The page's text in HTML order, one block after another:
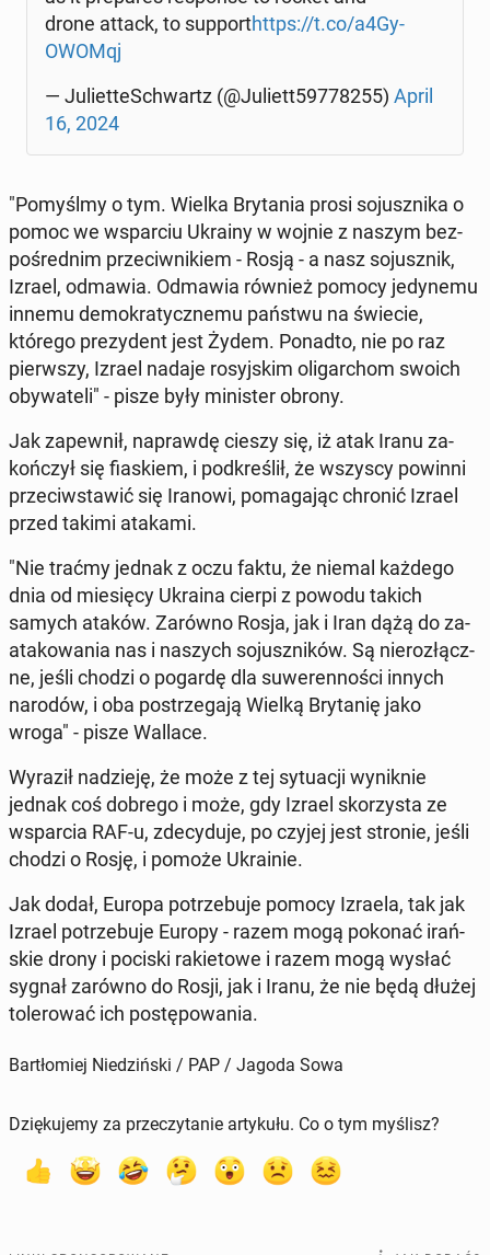
drone attack, to supporthttps://t.co/a4Gy­
OWO­Mqj
— Ju­liet­te­Schwartz (@Juliett59778255) April
16, 2024
"Po­myśl­my o tym. Wielka Bry­ta­nia prosi so­jusz­ni­ka o
pomoc we wspar­ciu Ukrainy w wojnie z naszym bez­
po­śred­nim prze­ciw­ni­kiem - Rosją - a nasz so­jusz­nik,
Izrael, odmawia. Odmawia również pomocy je­dy­ne­mu
innemu de­mo­kra­tycz­ne­mu państwu na świecie,
którego pre­zy­dent jest Żydem. Ponadto, nie po raz
pierw­szy, Izrael nadaje ro­syj­skim oli­gar­chom swoich
oby­wa­te­li" - pisze były mi­ni­ster obrony.
Jak za­pew­nił, na­praw­dę cieszy się, iż atak Iranu za­
koń­czył się fia­skiem, i pod­kre­ślił, że wszyscy powinni
prze­ciw­sta­wić się Iranowi, po­ma­ga­jąc chronić Izrael
przed takimi atakami.
"Nie traćmy jednak z oczu faktu, że niemal każdego
dnia od mie­się­cy Ukraina cierpi z powodu takich
samych ataków. Zarówno Rosja, jak i Iran dążą do za­
ata­ko­wa­nia nas i naszych so­jusz­ni­ków. Są nie­roz­łącz­
ne, jeśli chodzi o pogardę dla su­we­ren­no­ści innych
narodów, i oba po­strze­ga­ją Wielką Bry­ta­nię jako
wroga" - pisze Wallace.
Wyraził na­dzie­ję, że może z tej sy­tu­acji wy­nik­nie
jednak coś dobrego i może, gdy Izrael sko­rzy­sta ze
wspar­cia RAF-u, zde­cy­du­je, po czyjej jest stronie, jeśli
chodzi o Rosję, i pomoże Ukra­inie.
Jak dodał, Europa po­trze­bu­je pomocy Izraela, tak jak
Izrael po­trze­bu­je Europy - razem mogą pokonać irań­
skie drony i pociski ra­kie­to­we i razem mogą wysłać
sygnał zarówno do Rosji, jak i Iranu, że nie będą dłużej
to­le­ro­wać ich po­stę­po­wa­nia.
Bartłomiej Niedziński / PAP / Jagoda Sowa
Dziękujemy za przeczytanie artykułu. Co o tym myślisz?